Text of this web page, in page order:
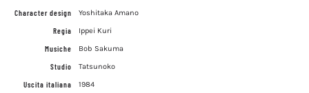
Character design
Yoshitaka Amano
Regia
Ippei Kuri
Musiche
Bob Sakuma
Studio
Tatsunoko
Uscita italiana
1984